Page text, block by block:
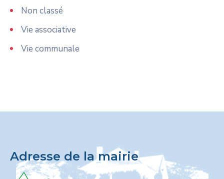
Non classé
Vie associative
Vie communale
Adresse de la mairie